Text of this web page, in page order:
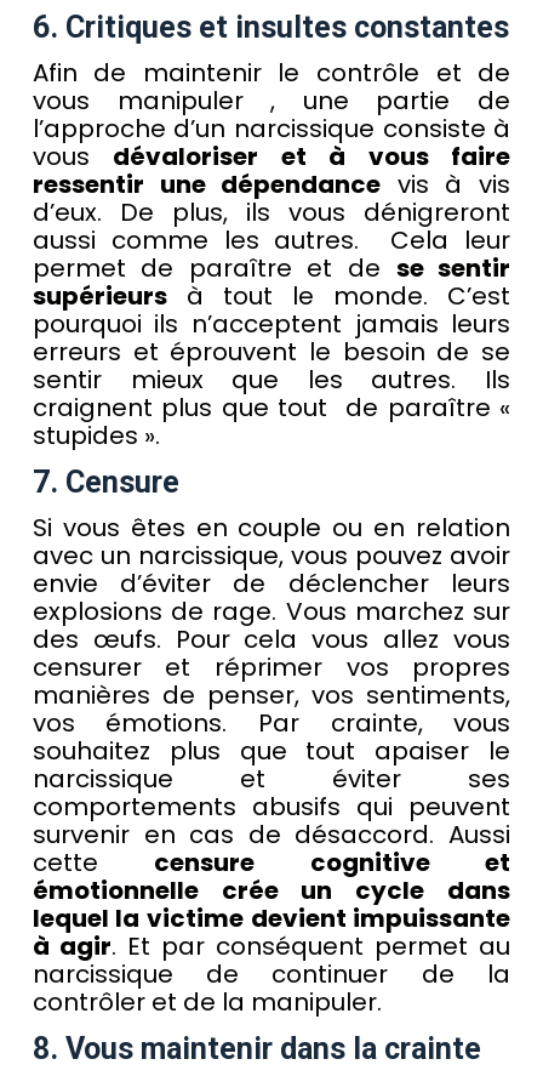
6. Critiques et insultes constantes
Afin de maintenir le contrôle et de
vous manipuler , une partie de
l’approche d’un narcissique consiste à
vous dévaloriser et à vous faire
ressentir une dépendance vis à vis
d’eux. De plus, ils vous dénigreront
aussi comme les autres. Cela leur
permet de paraître et de se sentir
supérieursà tout le monde. C’est
pourquoi ils n’acceptent jamais leurs
erreurs et éprouvent le besoin de se
sentir mieux que les autres. Ils
craignent plus que tout de paraître «
stupides ».
7. Censure
Si vous êtes en couple ou en relation
avec un narcissique, vous pouvez avoir
envie d’éviter de déclencher leurs
explosions de rage. Vous marchez sur
des œufs. Pour cela vous allez vous
censurer et réprimer vos propres
manières de penser, vos sentiments,
vos émotions. Par crainte, vous
souhaitez plus que tout apaiser le
narcissique et éviter ses
comportements abusifs qui peuvent
survenir en cas de désaccord. Aussi
cette censure cognitive et
émotionnelle crée un cycle dans
lequel la victime devient impuissante
à agir. Et par conséquent permet au
narcissique de continuer de la
contrôler et de la manipuler.
8. Vous maintenir dans la crainte